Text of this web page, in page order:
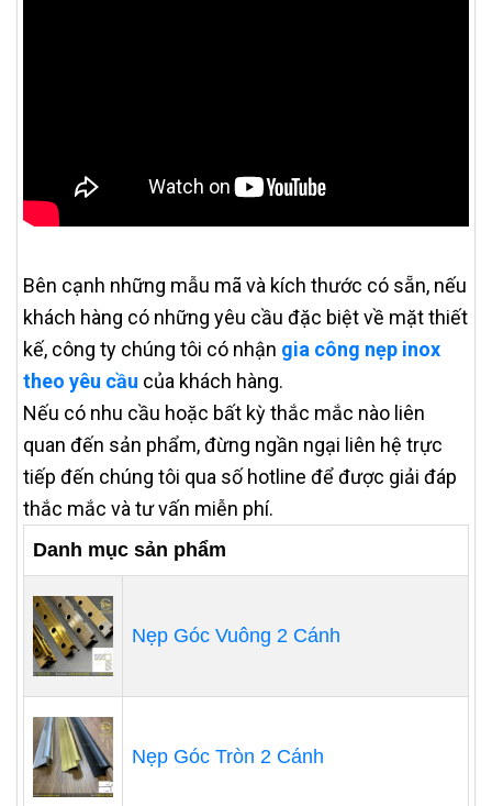
Bên cạnh những mẫu mã và kích thước có sẵn, nếu
khách hàng có những yêu cầu đặc biệt về mặt thiết
kế, công ty chúng tôi có nhận gia công nẹp inox
theo yêu cầu của khách hàng.
Nếu có nhu cầu hoặc bất kỳ thắc mắc nào liên
quan đến sản phẩm, đừng ngần ngại liên hệ trực
tiếp đến chúng tôi qua số hotline để được giải đáp
thắc mắc và tư vấn miễn phí.
Danh mục sản phẩm
Nẹp Góc Vuông 2 Cánh
Nẹp Góc Tròn 2 Cánh